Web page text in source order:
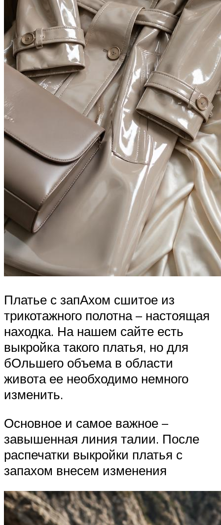
Платье с запАхом сшитое из
трикотажного полотна – настоящая
находка. На нашем сайте есть
выкройка такого платья, но для
бОльшего объема в области
живота ее необходимо немного
изменить.
Основное и самое важное –
завышенная линия талии. После
распечатки выкройки платья с
запахом внесем изменения